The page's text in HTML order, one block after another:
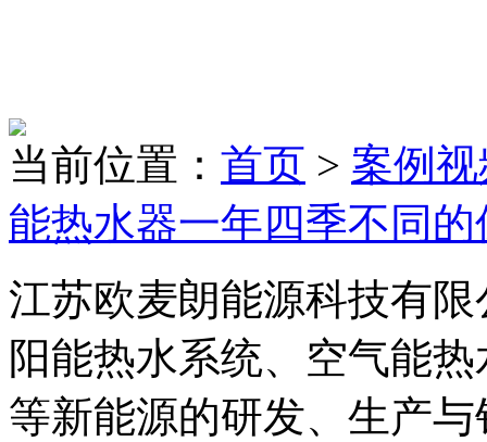
当前位置： 首页 > 案例
能热水器一年四季不同
江苏欧麦朗能源科技有
阳能热水系统、空气能
等新能源的研发、生产